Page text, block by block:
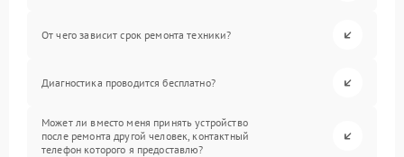
От чего зависит срок ремонта техники?
Диагностика проводится бесплатно?
Может ли вместо меня принять устройство
после ремонта другой человек, контактный
телефон которого я предоставлю?